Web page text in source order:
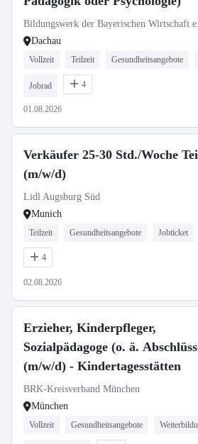
Bildungswerk der Bayerischen Wirtschaft
Dachau
Vollzeit Teilzeit Gesundheitsangebote
Jobrad 4
01.08.2026
Verkäufer 25-30 Std./Woche
(m/w/d)
Lidl Augsburg Süd
Munich
Teilzeit Gesundheitsangebote Jobticket
4
02.08.2026
Erzieher, Kinderpfleger,
Sozialpädagoge (o. ä.
(m/w/d) - Kindertagesstätten
BRK-Kreisverband München
München
Vollzeit Gesundheitsangebote